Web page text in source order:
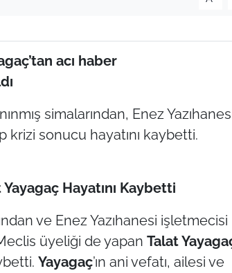
acı haber
simalarından, Enez
sonucu hayatını kaybetti.
Yayagaç Hayatını Kaybetti
ve Enez Yazıhanesi işletmecisi
üyeliği de yapan Talat
Yayagaç’ın ani vefatı, ailesi ve